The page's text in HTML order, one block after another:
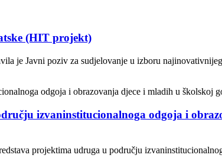
(HIT projekt)
je Javni poziv za sudjelovanje u izboru
izvaninstitucionalnoga odgoja i
projektima udruga u području